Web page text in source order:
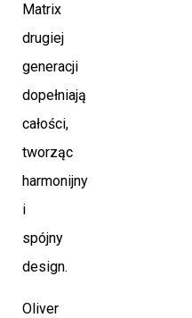
Matrix
drugiej
generacji
dopełniają
całości,
tworząc
harmonijny
i
spójny
design.
Oliver